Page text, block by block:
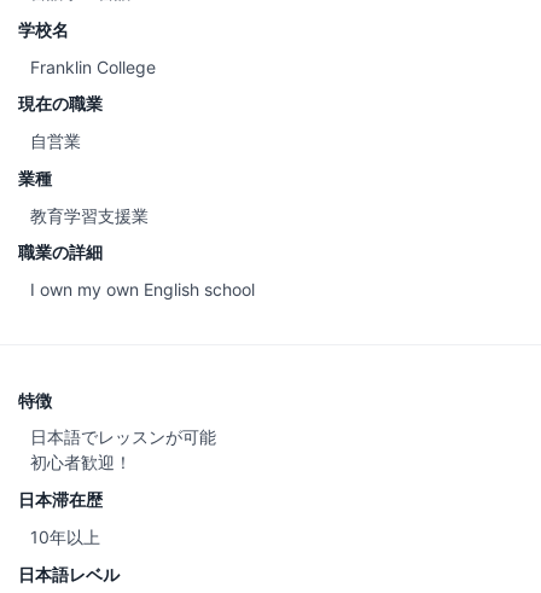
学校名
Franklin College
現在の職業
自営業
業種
教育学習支援業
職業の詳細
I own my own English school
特徴
日本語でレッスンが可能
初心者歓迎！
日本滞在歴
10年以上
日本語レベル